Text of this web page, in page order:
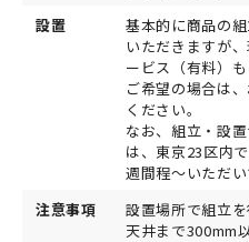
設置
基本的に商品の
いただきますが
ービス（有料）も
ご希望の場合は
ください。
なお、組立・設
は、東京23区内
週間程～いただい
注意事項
設置場所で組立
天井まで300mm